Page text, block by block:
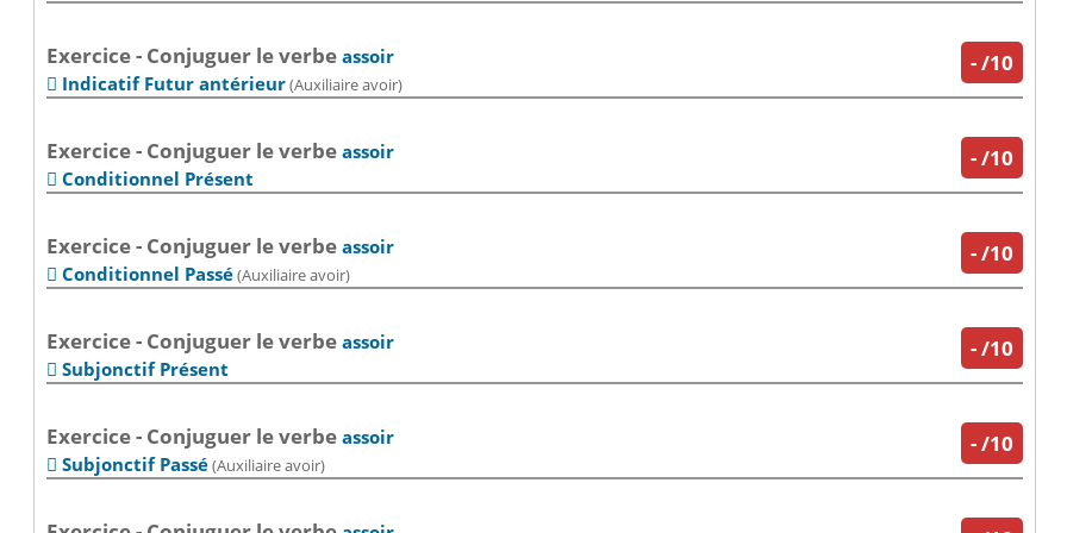
-/10
Exercice - Conjuguer le verbeassoir
 Indicatif Futur antérieur(Auxiliaire avoir)
-/10
Exercice - Conjuguer le verbeassoir
Conditionnel Présent
-/10
Exercice - Conjuguer le verbeassoir
Conditionnel Passé(Auxiliaire avoir)
-/10
Exercice - Conjuguer le verbeassoir
Subjonctif Présent
-/10
Exercice - Conjuguer le verbeassoir
Subjonctif Passé(Auxiliaire avoir)